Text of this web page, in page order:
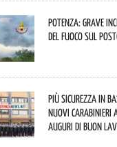
Potenza: grave
del fuoco sul
Più sicurezza in
nuovi Carabinieri
Auguri di buon